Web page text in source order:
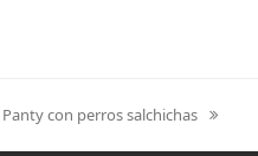
next
post:
Panty con perros salchichas